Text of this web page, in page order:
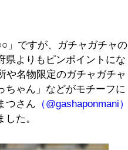
」ですが、ガチャガチャの
県よりもピンポイントにな
や名物限定のガチャガチャ
ちゃん」などがモチーフに
つさん （@gashaponmani）
た。